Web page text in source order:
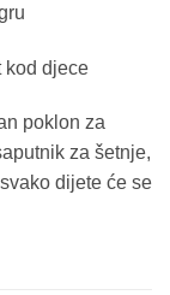
kod djece
poklon za
za šetnje,
dijete će se